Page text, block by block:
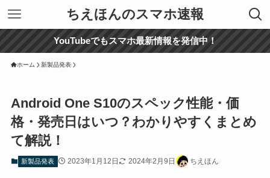
ちえほんのスマホ速報
YouTubeでもスマホ最新情報を発信中！
ホーム 新製品発表
Android One S10のスペック性能・価
格・発売日はいつ？わかりやすくまとめ
て解説！
新製品発表 2023年1月12日 2024年2月9日 ちえほん